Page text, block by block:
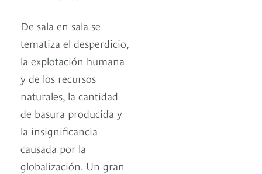
De sala en sala se
tematiza el desperdicio,
la explotación humana
y de los recursos
naturales, la cantidad
de basura producida y
la insignificancia
causada por la
globalización. Un gran